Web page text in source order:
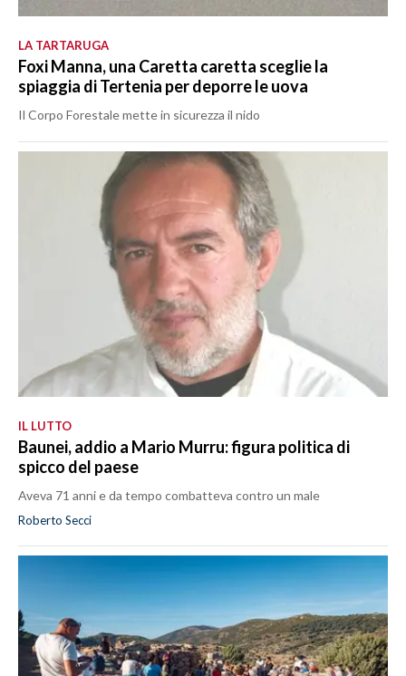
LA TARTARUGA
Foxi Manna, una Caretta caretta sceglie la
spiaggia di Tertenia per deporre le uova
Il Corpo Forestale mette in sicurezza il nido
IL LUTTO
Baunei, addio a Mario Murru: figura politica di
spicco del paese
Aveva 71 anni e da tempo combatteva contro un male
Roberto Secci